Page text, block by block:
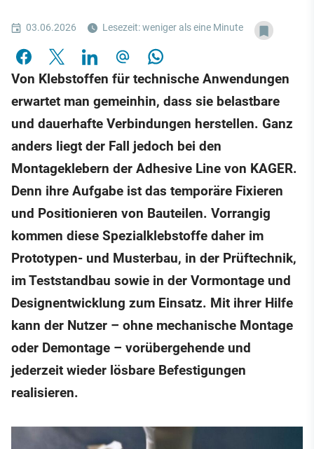
03.06.2026 Lesezeit: weniger als eine Minute
Von Klebstoffen für technische Anwendungen
erwartet man gemeinhin, dass sie belastbare
und dauerhafte Verbindungen herstellen. Ganz
anders liegt der Fall jedoch bei den
Montageklebern der Adhesive Line von KAGER.
Denn ihre Aufgabe ist das temporäre Fixieren
und Positionieren von Bauteilen. Vorrangig
kommen diese Spezialklebstoffe daher im
Prototypen- und Musterbau, in der Prüftechnik,
im Teststandbau sowie in der Vormontage und
Designentwicklung zum Einsatz. Mit ihrer Hilfe
kann der Nutzer – ohne mechanische Montage
oder Demontage – vorübergehende und
jederzeit wieder lösbare Befestigungen
realisieren.